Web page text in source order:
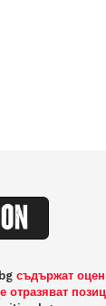
съдържат
отразяват